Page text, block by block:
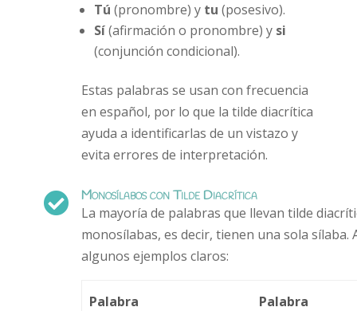
Tú (pronombre) y tu (posesivo).
Sí(afirmación o pronombre) y si
(conjunción condicional).
Estas palabras se usan con frecuencia
en español, por lo que la tilde diacrítica
ayuda a identificarlas de un vistazo y
evita errores de interpretación.
 Monosílabos con Tilde Diacrítica
La mayoría de palabras que llevan tilde
monosílabas, es decir, tienen una sola sílaba.
algunos ejemplos claros:
Palabra
Palabra